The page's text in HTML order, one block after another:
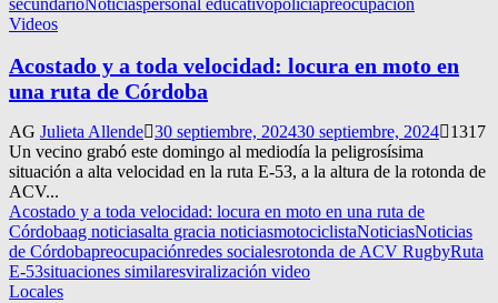
secundarioNoticiaspersonal educativopolicíapreocupación
Videos
Acostado y a toda velocidad: locura en moto en
una ruta de Córdoba
AG Julieta Allende 30 septiembre, 202430 septiembre, 2024
1317
Un vecino grabó este domingo al mediodía la peligrosísima
situación a alta velocidad en la ruta E-53, a la altura de la rotonda de
ACV...
Acostado y a toda velocidad: locura en moto en una ruta de
Córdobaag noticiasalta gracia noticiasmotociclistaNoticiasNoticias
de Córdobapreocupaciónredes socialesrotonda de ACV RugbyRuta
E-53situaciones similaresviralización video
Locales